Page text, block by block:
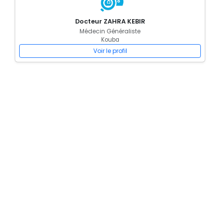
Docteur ZAHRA KEBIR
Médecin Généraliste
Kouba
Voir le profil